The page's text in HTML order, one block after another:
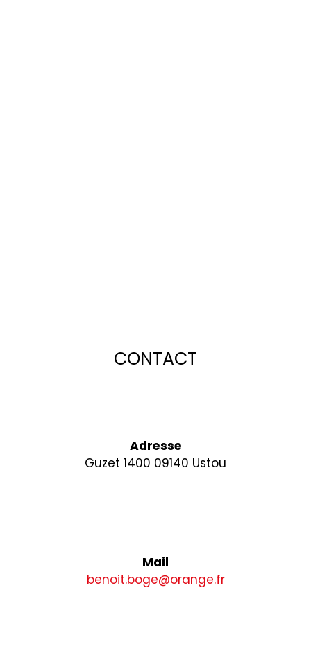
CONTACT
Adresse
Guzet 1400 09140 Ustou
Mail
benoit.boge@orange.fr